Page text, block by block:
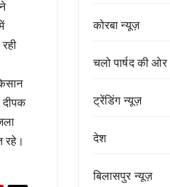
दीपक
रहे।
कोरबा न्यूज़
चलो पार्षद की ओर
ट्रेंडिंग न्यूज़
देश
बिलासपुर न्यूज़